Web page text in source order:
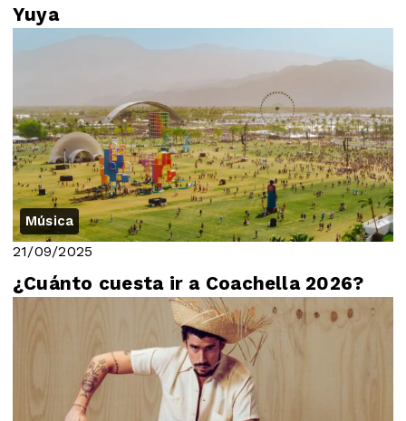
Yuya
Música
21/09/2025
¿Cuánto cuesta ir a Coachella 2026?